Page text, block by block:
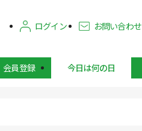
ログイン お問い合わせ
会員登録 今日は何の日